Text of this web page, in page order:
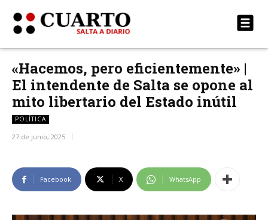
«Hacemos, pero eficientemente» |
El intendente de Salta se opone al
mito libertario del Estado inútil
POLÍTICA
27 de junio, 2025
Facebook X WhatsApp